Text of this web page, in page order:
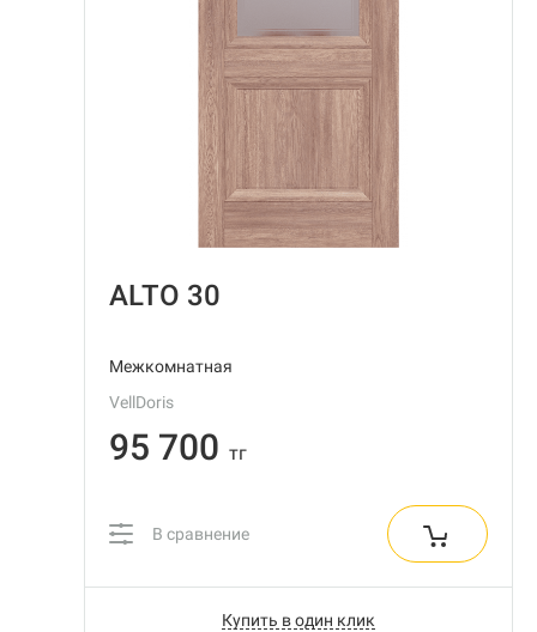
ALTO 30
Межкомнатная
VellDoris
95 700 тг
В сравнение
Купить в один клик